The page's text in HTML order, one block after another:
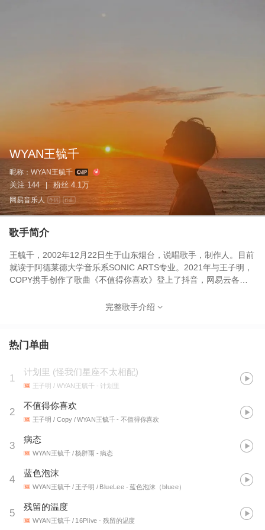
WYAN王毓千
昵称： WYAN王毓千
关注 144 粉丝 4.1万
网易音乐人 作词 作曲
歌手简介
王毓千，2002年12月22日生于山东烟台，说唱歌手，制作人。目前
就读于阿德莱德大学音乐系SONIC ARTS专业。2021年与王子明，
COPY携手创作了歌曲《不值得你喜欢》登上了抖音，网易云各大
量破亿。独特的嗓音与感情，对音乐与制作的把控让他收获了更多
完整歌手介绍
热门单曲
1
计划里 (怪我们星座不太相配)
王子明 / WYAN王毓千 - 计划里
2
不值得你喜欢
王子明 / Copy / WYAN王毓千- 不值得你喜欢
3
病态
WYAN王毓千 / 杨胖雨 - 病态
4
蓝色泡沫
WYAN王毓千 / 王子明 / BlueLee - 蓝色泡沫（bluee）
5
残留的温度
WYAN王毓千 / 16Plive - 残留的温度